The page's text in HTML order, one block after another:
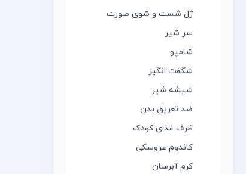
ژل شست و شوی صورت
سر شیر
شامپو
شگفت انگیز
شیشه شیر
ضد تعریق بدن
ظرف غذای کودک
کاندوم عروسکی
کرم آبرسان